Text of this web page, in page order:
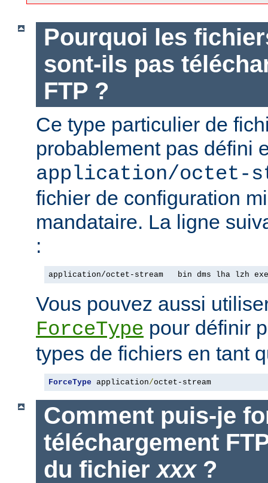
Pourquoi les
sont-ils pas
FTP ?
Ce type particulier de
probablement pas défini
application/octet-
fichier de configuration
mandataire. La ligne
:
application/octet-stream   bin dms lha lzh
Vous pouvez aussi
ForceType pour définir
types de fichiers en tant
ForceType application/octet-stream
Comment puis-je
téléchargement
du fichier xxx?